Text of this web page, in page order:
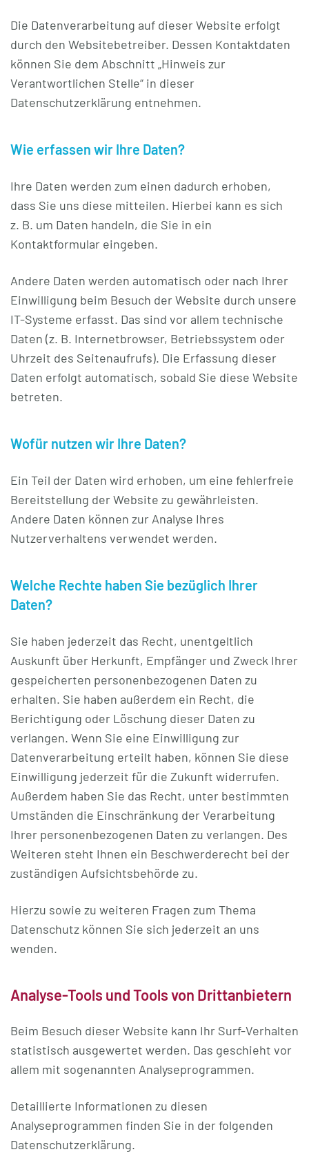
Die Datenverarbeitung auf dieser Website erfolgt
durch den Websitebetreiber. Dessen Kontaktdaten
können Sie dem Abschnitt „Hinweis zur
Verantwortlichen Stelle“ in dieser
Datenschutzerklärung entnehmen.
Wie erfassen wir Ihre Daten?
Ihre Daten werden zum einen dadurch erhoben,
dass Sie uns diese mitteilen. Hierbei kann es sich
z. B. um Daten handeln, die Sie in ein
Kontaktformular eingeben.
Andere Daten werden automatisch oder nach Ihrer
Einwilligung beim Besuch der Website durch unsere
IT-Systeme erfasst. Das sind vor allem technische
Daten (z. B. Internetbrowser, Betriebssystem oder
Uhrzeit des Seitenaufrufs). Die Erfassung dieser
Daten erfolgt automatisch, sobald Sie diese Website
betreten.
Wofür nutzen wir Ihre Daten?
Ein Teil der Daten wird erhoben, um eine fehlerfreie
Bereitstellung der Website zu gewährleisten.
Andere Daten können zur Analyse Ihres
Nutzerverhaltens verwendet werden.
Welche Rechte haben Sie bezüglich Ihrer
Daten?
Sie haben jederzeit das Recht, unentgeltlich
Auskunft über Herkunft, Empfänger und Zweck Ihrer
gespeicherten personenbezogenen Daten zu
erhalten. Sie haben außerdem ein Recht, die
Berichtigung oder Löschung dieser Daten zu
verlangen. Wenn Sie eine Einwilligung zur
Datenverarbeitung erteilt haben, können Sie diese
Einwilligung jederzeit für die Zukunft widerrufen.
Außerdem haben Sie das Recht, unter bestimmten
Umständen die Einschränkung der Verarbeitung
Ihrer personenbezogenen Daten zu verlangen. Des
Weiteren steht Ihnen ein Beschwerderecht bei der
zuständigen Aufsichtsbehörde zu.
Hierzu sowie zu weiteren Fragen zum Thema
Datenschutz können Sie sich jederzeit an uns
wenden.
Analyse-Tools und Tools von Dritt­anbietern
Beim Besuch dieser Website kann Ihr Surf-Verhalten
statistisch ausgewertet werden. Das geschieht vor
allem mit sogenannten Analyseprogrammen.
Detaillierte Informationen zu diesen
Analyseprogrammen finden Sie in der folgenden
Datenschutzerklärung.